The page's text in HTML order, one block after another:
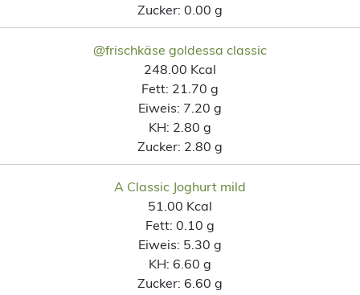
Zucker: 0.00 g
@frischkäse goldessa classic
248.00 Kcal
Fett: 21.70 g
Eiweis: 7.20 g
KH: 2.80 g
Zucker: 2.80 g
A Classic Joghurt mild
51.00 Kcal
Fett: 0.10 g
Eiweis: 5.30 g
KH: 6.60 g
Zucker: 6.60 g